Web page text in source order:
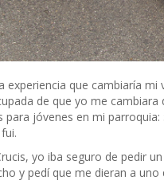
experiencia que cambiaría
de que yo me
jóvenes en mi
yo iba seguro de pedir
y pedí que me dieran a